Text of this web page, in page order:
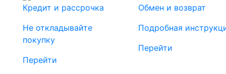
Кредит и рассрочка
Не откладывайте
покупку
Перейти
Обмен и возврат
Подробная
Перейти